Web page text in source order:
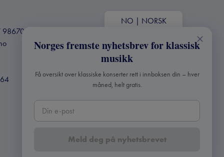
98670803
NO | NORSK
Norges fremste nyhetsbrev for klassisk
musikk
Få oversikt over klassiske konserter rett i innboksen din – hver
måned, helt gratis.
Meld deg på nyhetsbrevet